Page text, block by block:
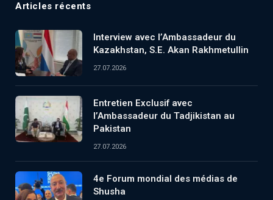
Articles récents
Interview avec l’Ambassadeur du
Kazakhstan, S.E. Akan Rakhmetullin
27.07.2026
Entretien Exclusif avec
l’Ambassadeur du Tadjikistan au
Pakistan
27.07.2026
4e Forum mondial des médias de
Shusha